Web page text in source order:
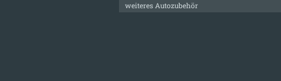
weiteres Autozubehör